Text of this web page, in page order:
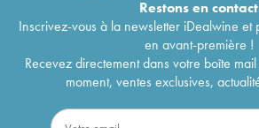
Restons encontact
Inscrivez-vous à la newsletter iDealwine et
en avant-première !
Recevez directement dans votre boîte
moment, ventes exclusives,